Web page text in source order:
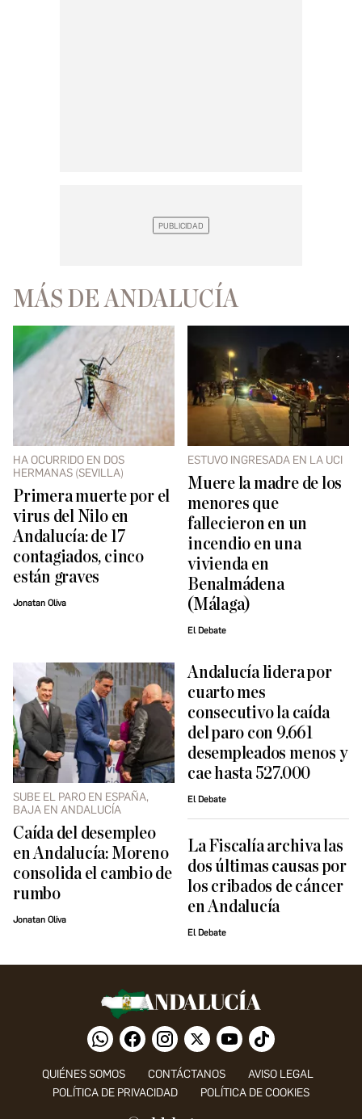
MÁS DE ANDALUCÍA
HA OCURRIDO EN DOS
HERMANAS (SEVILLA)
Primera muerte por el
virus del Nilo en
Andalucía: de 17
contagiados, cinco
están graves
Jonatan Oliva
ESTUVO INGRESADA EN LA UCI
Muere la madre de los
menores que
fallecieron en un
incendio en una
vivienda en
Benalmádena
(Málaga)
El Debate
SUBE EL PARO EN ESPAÑA,
BAJA EN ANDALUCÍA
Caída del desempleo
en Andalucía: Moreno
consolida el cambio de
rumbo
Jonatan Oliva
Andalucía lidera por
cuarto mes
consecutivo la caída
del paro con 9.661
desempleados menos y
cae hasta 527.000
El Debate
La Fiscalía archiva las
dos últimas causas por
los cribados de cáncer
en Andalucía
El Debate
QUIÉNES SOMOS CONTÁCTANOS
AVISO LEGAL
POLÍTICA DE PRIVACIDAD
POLÍTICA DE COOKIES